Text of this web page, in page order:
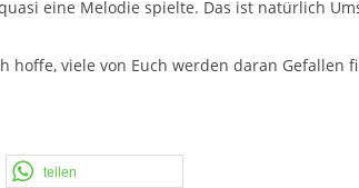
eine Melodie spielte. Das ist natürlich
hoffe, viele von Euch werden daran Gefallen
teilen